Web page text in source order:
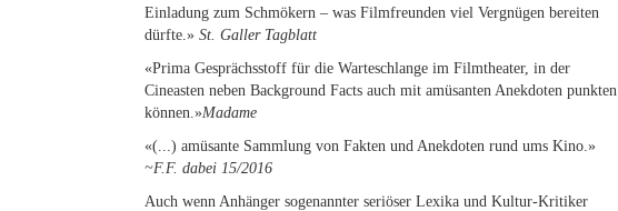
Einladung zum Schmökern – was Filmfreunden viel Vergnügen bereiten
dürfte.» St. Galler Tagblatt
«Prima Gesprächsstoff für die Warteschlange im Filmtheater, in der
Cineasten neben Background Facts auch mit amüsanten Anekdoten punkten
können.»Madame
«(...) amüsante Sammlung von Fakten und Anekdoten rund ums Kino.»
~F.F. dabei 15/2016
Auch wenn Anhänger sogenannter seriöser Lexika und Kultur-Kritiker